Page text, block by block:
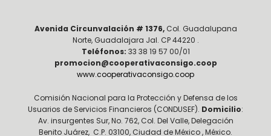
Avenida Circunvalación # 1376, Col. Guadalupana
Norte, Guadalajara Jal. CP 44220 .
Teléfonos: 33 38 19 57 00/01
promocion@cooperativaconsigo.coop
www.cooperativaconsigo.coop
Comisión Nacional para la Protección y Defensa de los
Usuarios de Servicios Financieros (CONDUSEF). Domicilio:
Av. insurgentes Sur, No. 762, Col. Del Valle, Delegación
Benito Juárez, C.P. 03100, Ciudad de México , México.